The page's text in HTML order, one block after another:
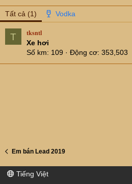
Tất cả (1)
T tksntl
Xe hơi
Số km
109 Động cơ 353,503
Em bán Lead 2019
Tiếng Việt